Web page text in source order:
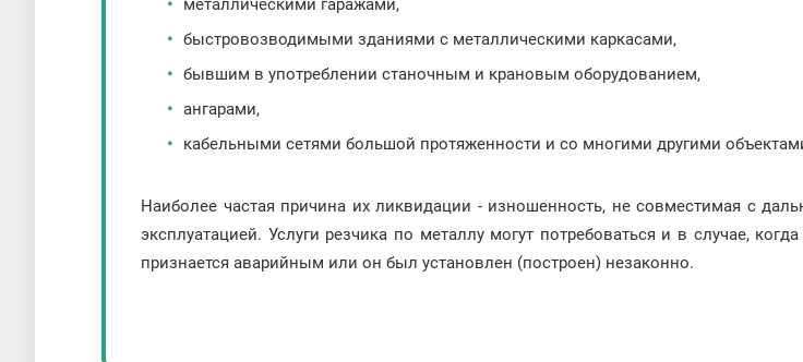
металлическими гаражами,
быстровозводимыми зданиями с металлическими каркасами,
бывшим в употреблении станочным и крановым оборудованием,
ангарами,
кабельными сетями большой протяженности и со многими другими
Наиболее частая причина их ликвидации - изношенность, не совместимая с
эксплуатацией. Услуги резчика по металлу могут потребоваться и в случае,
признается аварийным или он был установлен (построен) незаконно.